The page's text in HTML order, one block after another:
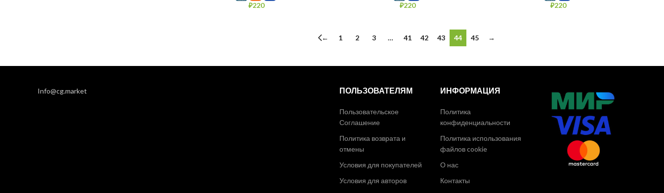
₽220 ₽220 ₽220
← 1 2 3 … 41 42 43 44 45 →
Info@cg.market ПОЛЬЗОВАТЕЛЯМ
Пользовательское
Соглашение
Политика возврата и
отмены
Условия для покупателей
Условия для авторов
ИНФОРМАЦИЯ
Политика
конфиденциальности
Политика использования
файлов cookie
О нас
Контакты